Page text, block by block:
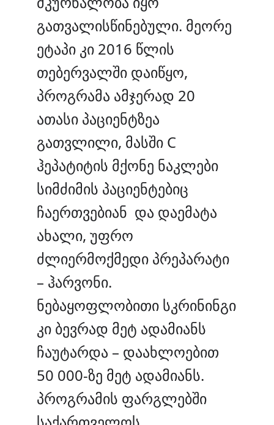
გათვალისწინებული. მეორე
ეტაპი კი 2016 წლის
თებერვალში დაიწყო,
პროგრამა ამჯერად 20
ათასი პაციენტზეა
გათვლილი, მასში C
ჰეპატიტის მქონე ნაკლები
სიმძიმის პაციენტებიც
ჩაერთვებიან და დაემატა
ახალი, უფრო
ძლიერმოქმედი პრეპარატი
– ჰარვონი.
ნებაყოფლობითი სკრინინგი
კი ბევრად მეტ ადამიანს
ჩაუტარდა – დაახლოებით
50 000-ზე მეტ ადამიანს.
პროგრამის ფარგლებში